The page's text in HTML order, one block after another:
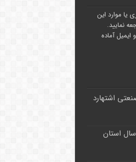
یا موارد این
نمایید.
آماده
اشتهارد
استان